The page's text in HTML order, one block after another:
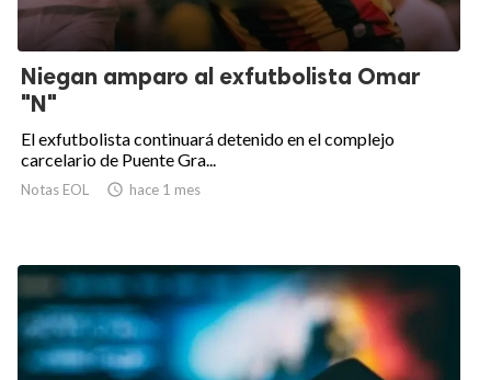
Niegan amparo al exfutbolista Omar
"N"
El exfutbolista continuará detenido en el complejo
carcelario de Puente Gra...
Notas EOL  hace 1 mes